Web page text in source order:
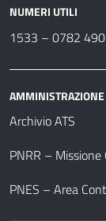
NUMERI UTILI
1533 – 0782
Archivio ATS
PNRR –
PNES – Area